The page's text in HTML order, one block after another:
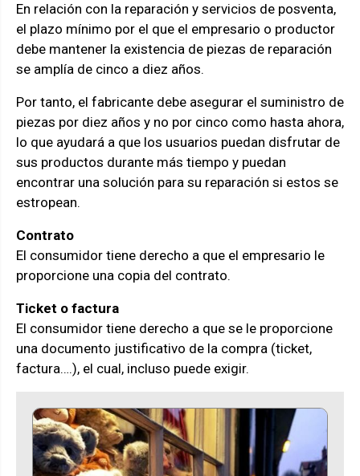
En relación con la reparación y servicios de posventa,
el plazo mínimo por el que el empresario o productor
debe mantener la existencia de piezas de reparación
se amplía de cinco a diez años.
Por tanto, el fabricante debe asegurar el suministro de
piezas por diez años y no por cinco como hasta ahora,
lo que ayudará a que los usuarios puedan disfrutar de
sus productos durante más tiempo y puedan
encontrar una solución para su reparación si estos se
estropean.
Contrato
El consumidor tiene derecho a que el empresario le
proporcione una copia del contrato.
Ticket o factura
El consumidor tiene derecho a que se le proporcione
una documento justificativo de la compra (ticket,
factura….), el cual, incluso puede exigir.